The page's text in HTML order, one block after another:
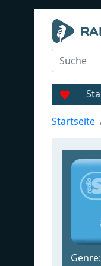
Startseite
Genre: